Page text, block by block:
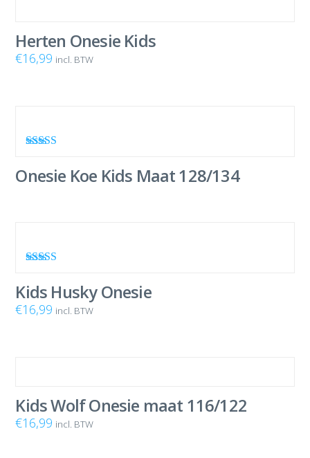
Herten Onesie Kids
€16,99 incl. BTW
uit 5
Onesie Koe Kids Maat 128/134
4.00
uit 5
Kids Husky Onesie
€16,99 incl. BTW
Kids Wolf Onesie maat 116/122
€16,99 incl. BTW